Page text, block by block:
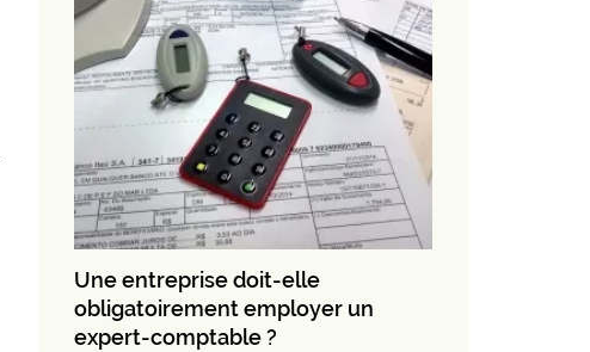
Une entreprise doit-elle
obligatoirement employer un
expert-comptable ?